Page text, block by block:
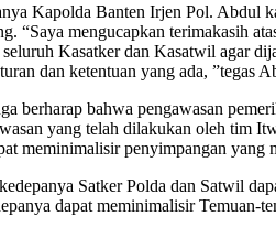
Kapolda Banten Irjen Pol. Abdul
“Saya mengucapkan terimakasih
Kasatker dan Kasatwil agar
dan ketentuan yang ada, ”tegas
berharap bahwa pengawasan
yang telah dilakukan oleh tim
meminimalisir penyimpangan yang
Satker Polda dan Satwil
dapat meminimalisir Temuan-